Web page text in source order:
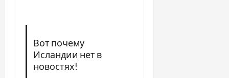
Вот почему
Исландии нет в
новостях!